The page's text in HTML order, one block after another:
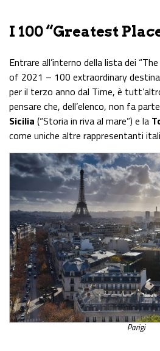
I 100 “Greatest
Entrare all’interno della lista dei
of 2021 – 100 extraordinary
per il terzo anno dal Time, è
pensare che, dell’elenco, non fa
Sicilia (“Storia in riva al mare”) e la
come uniche altre rappresentanti
Parigi